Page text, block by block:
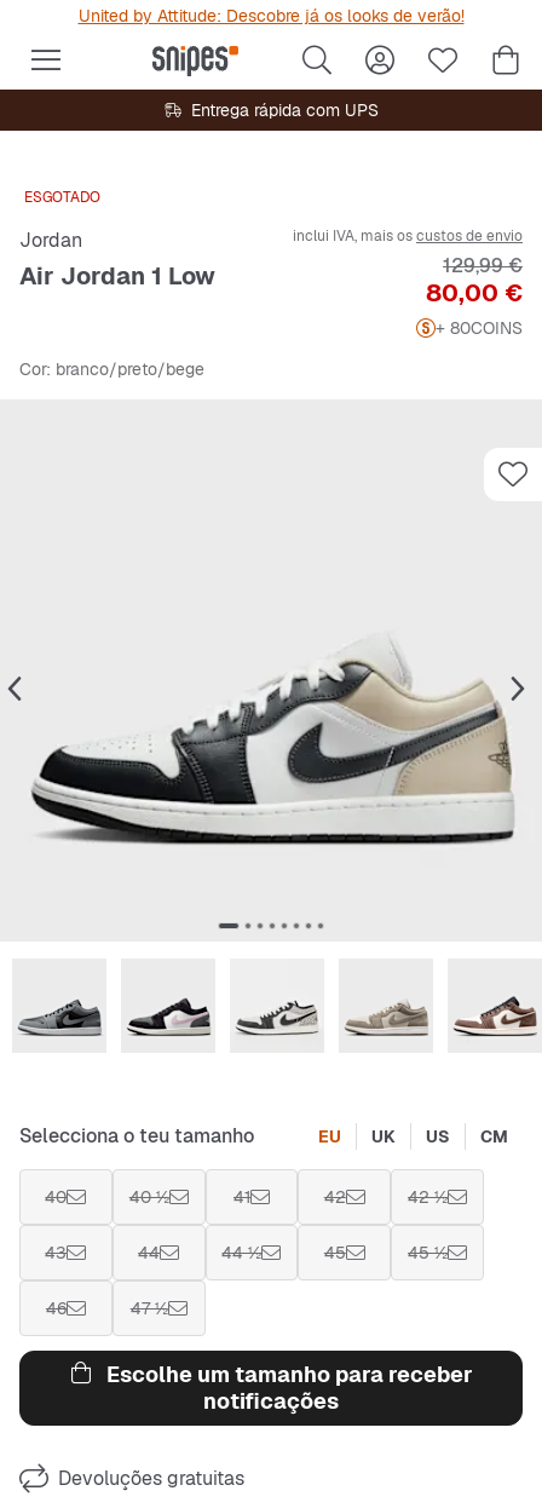
United by Attitude: Descobre já os looks de verão!
Entrega rápida com UPS
ESGOTADO
Jordan
Air Jordan 1 Low
inclui IVA, mais oscustos de envio
Preço
80,00 €
Preço
129,99 €
+ 80COINS
Cor: branco/preto/bege
Selecciona o teu tamanho EU UK US CM
40 40 ½ 41 42 42 ½
43 44 44 ½ 45 45 ½
46 47 ½
Escolhe um tamanho para receber
notificações
Devoluções gratuitas